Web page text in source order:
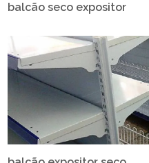
balcão seco expositor